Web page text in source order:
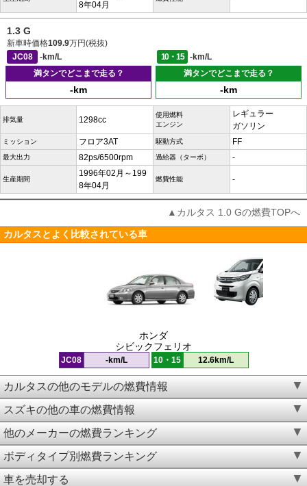
8年04月
1.3 G
新車時価格109.9万円(税抜)
JC08
-km/L 10・15
-km/L
満タンでどこまで走る？
-km
満タンでどこまで走る？
-km
排気量 1298cc
使用燃料
エンジン
レギュラー
ガソリン
ミッション フロア3AT 駆動方式 FF
最大出力 82ps/6500rpm 過給器（ターボ） -
生産期間
1996年02月～199
8年04月
燃費性能 -
▲カルタス 1.0 Gの燃費TOPへ
カルタスとよく比較されている車
ホンダ
シビックフェリオ
JC08 -km/L 10・15 12.6km/L
カルタスの他のモデルの燃費情報
スズキの他の車の燃費情報
他のメーカーの燃費ランキング
ボディタイプ別燃費ランキング
車を売却する